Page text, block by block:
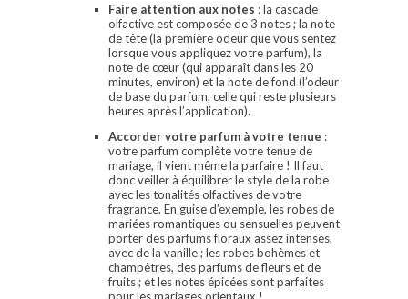
Faire attention aux notes : la cascade
olfactive est composée de 3 notes ; la note
de tête (la première odeur que vous sentez
lorsque vous appliquez votre parfum), la
note de cœur (qui apparaît dans les 20
minutes, environ) et la note de fond (l’odeur
de base du parfum, celle qui reste plusieurs
heures après l’application).
Accorder votre parfum à votre tenue :
votre parfum complète votre tenue de
mariage, il vient même la parfaire ! Il faut
donc veiller à équilibrer le style de la robe
avec les tonalités olfactives de votre
fragrance. En guise d’exemple, les robes de
mariées romantiques ou sensuelles peuvent
porter des parfums floraux assez intenses,
avec de la vanille ; les robes bohèmes et
champêtres, des parfums de fleurs et de
fruits ; et les notes épicées sont parfaites
pour les mariages orientaux !